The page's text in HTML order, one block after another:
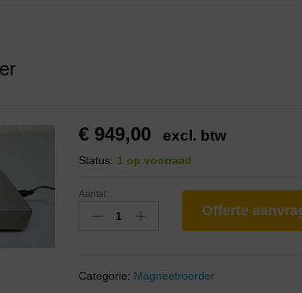
€ 949,00 excl. btw
Status: 1 op voorraad
Aantal:
Offerte
Categorie: Magneetroerder